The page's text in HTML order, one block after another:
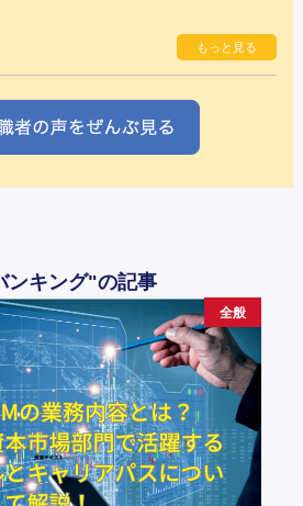
もっと見る
ンキング"の記事
全般